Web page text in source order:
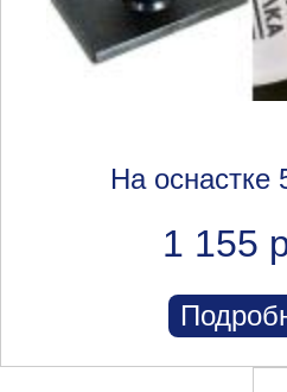
На оснастке
1 155